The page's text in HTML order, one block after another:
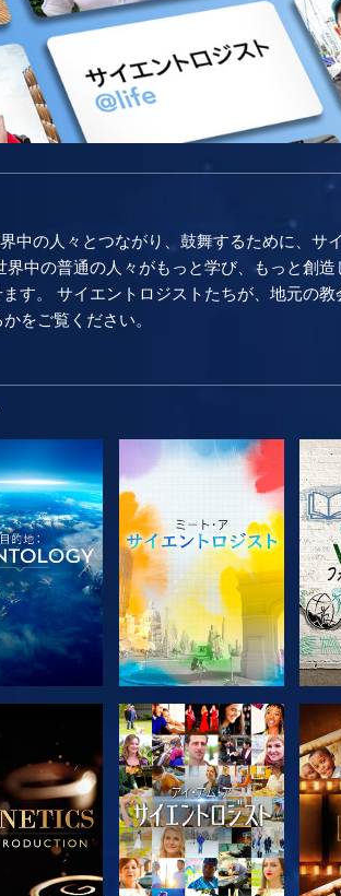
中の人々とつながり、鼓舞するために、
中の普通の人々がもっと学び、もっと創
す。 サイエントロジストたちが、地元の
をご覧ください。
ーズを探求 シリーズを探求